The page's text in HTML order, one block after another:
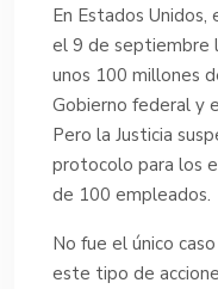
En Estados
el 9 de septiembre
unos 100 millones
Gobierno federal y
Pero la Justicia
protocolo para los
de 100 empleados.
No fue el único
este tipo de